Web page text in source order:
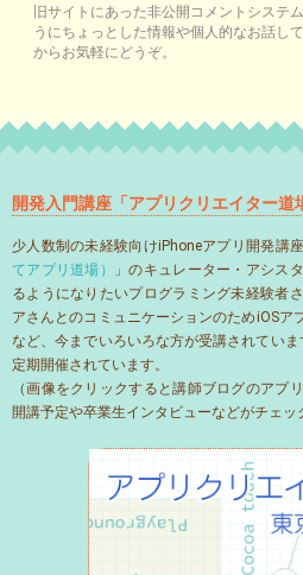
旧サイトにあった非公開コメントシステ
うにちょっとした情報や個人的なお話して
からお気軽にどうぞ。
開発入門講座「アプリクリエイター道
少人数制の未経験向けiPhoneアプリ開発講
てアプリ道場）
」のキュレーター・アシス
るようになりたいプログラミング未経験者
アさんとのコミュニケーションのためiOSア
など、今までいろいろな方が受講されてい
定期開催されています。
（画像をクリックすると講師ブログのアプ
開講予定や卒業生インタビューなどがチェッ